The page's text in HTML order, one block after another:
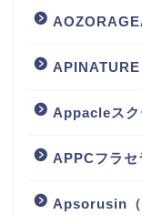
Appacleスク
APPCフラセ
Apsorusin（